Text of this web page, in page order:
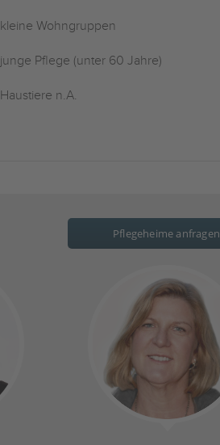
kleine Wohngruppen
junge Pflege (unter 60 Jahre)
Haustiere n.A.
Pflegeheime anfragen